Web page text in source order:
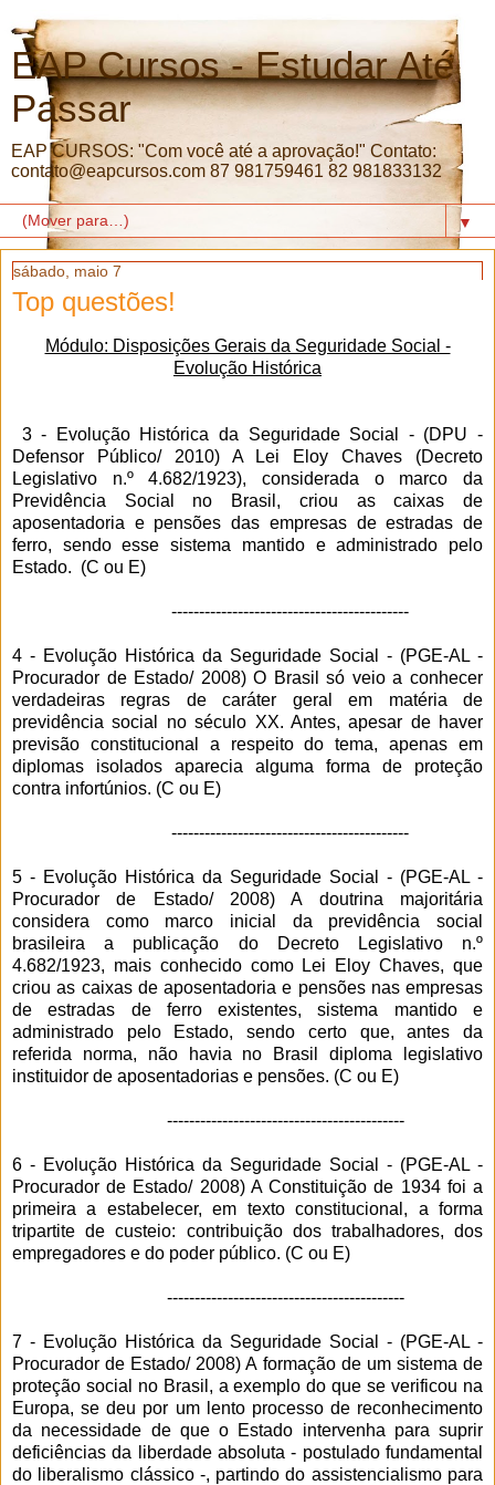
EAP Cursos - Estudar Até
Passar
EAP CURSOS: "Com você até a aprovação!" Contato:
contato@eapcursos.com 87 981759461 82 981833132
▼
sábado, maio 7
Top questões!
Módulo: Disposições Gerais da Seguridade Social -
Evolução Histórica
3 - Evolução Histórica da Seguridade Social - (DPU -
Defensor Público/ 2010) A Lei Eloy Chaves (Decreto
Legislativo n.º 4.682/1923), considerada o marco da
Previdência Social no Brasil, criou as caixas de
aposentadoria e pensões das empresas de estradas de
ferro, sendo esse sistema mantido e administrado pelo
Estado. (C ou E)
-------------------------------------------
4 - Evolução Histórica da Seguridade Social - (PGE-AL -
Procurador de Estado/ 2008) O Brasil só veio a conhecer
verdadeiras regras de caráter geral em matéria de
previdência social no século XX. Antes, apesar de haver
previsão constitucional a respeito do tema, apenas em
diplomas isolados aparecia alguma forma de proteção
contra infortúnios. (C ou E)
-------------------------------------------
5 - Evolução Histórica da Seguridade Social - (PGE-AL -
Procurador de Estado/ 2008) A doutrina majoritária
considera como marco inicial da previdência social
brasileira a publicação do Decreto Legislativo n.º
4.682/1923, mais conhecido como Lei Eloy Chaves, que
criou as caixas de aposentadoria e pensões nas empresas
de estradas de ferro existentes, sistema mantido e
administrado pelo Estado, sendo certo que, antes da
referida norma, não havia no Brasil diploma legislativo
instituidor de aposentadorias e pensões. (C ou E)
-------------------------------------------
6 - Evolução Histórica da Seguridade Social - (PGE-AL -
Procurador de Estado/ 2008) A Constituição de 1934 foi a
primeira a estabelecer, em texto constitucional, a forma
tripartite de custeio: contribuição dos trabalhadores, dos
empregadores e do poder público. (C ou E)
-------------------------------------------
7 - Evolução Histórica da Seguridade Social - (PGE-AL -
Procurador de Estado/ 2008) A formação de um sistema de
proteção social no Brasil, a exemplo do que se verificou na
Europa, se deu por um lento processo de reconhecimento
da necessidade de que o Estado intervenha para suprir
deficiências da liberdade absoluta - postulado fundamental
do liberalismo clássico -, partindo do assistencialismo para